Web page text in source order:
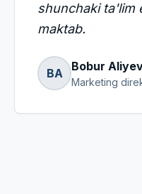
shunchaki ta'lim
maktab.
BA Bobur
Marketing